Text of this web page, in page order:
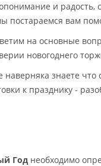
и радость,
постараемся вам
на основные
новогоднего
наверняка знаете что
к празднику -
Год необходимо